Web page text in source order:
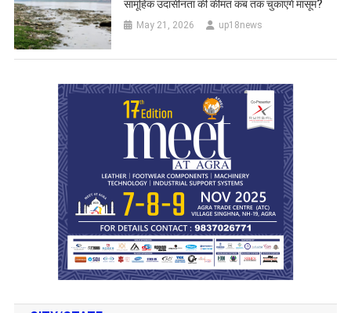
सामूहिक उदासीनता की कीमत कब तक चुकाएंगे मासूम?
May 21, 2026 up18news